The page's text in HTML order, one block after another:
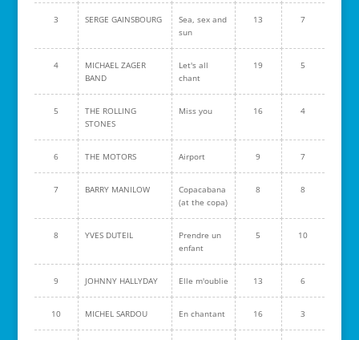
3 SERGE GAINSBOURG
Sea, sex and
sun
13 7
4
MICHAEL ZAGER
BAND
Let's all
chant
19 5
5
THE ROLLING
STONES
Miss you 16 4
6 THE MOTORS Airport 9 7
7 BARRY MANILOW
Copacabana
(at the copa)
8 8
8 YVES DUTEIL
Prendre un
enfant
5 10
9 JOHNNY HALLYDAY Elle m'oublie 13 6
10 MICHEL SARDOU En chantant 16 3